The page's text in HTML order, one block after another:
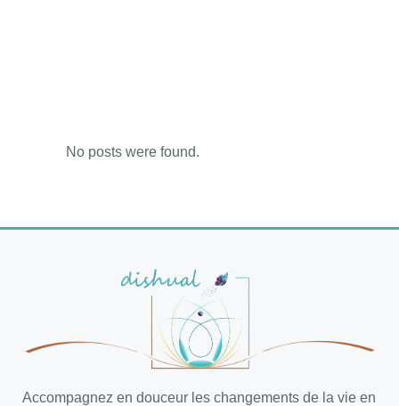
No posts were found.
Accompagnez en douceur les changements de la vie en